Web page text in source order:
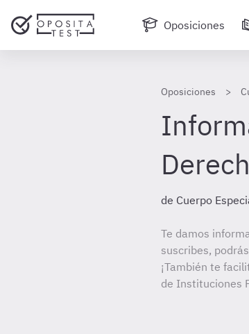
Oposiciones
Oposiciones
de Cuerpo
Te damos
suscribes,
¡También te
de Instituciones